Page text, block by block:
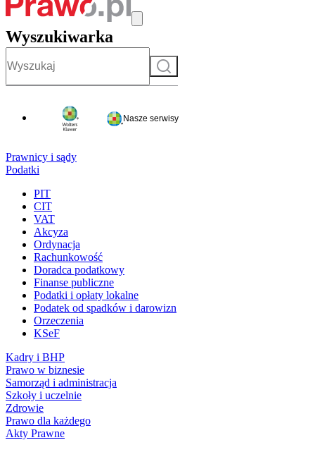
Wyszukiwarka
Szukaj
Nasze serwisy
Prawnicy i sądy
Podatki
PIT
CIT
VAT
Akcyza
Ordynacja
Rachunkowość
Doradca podatkowy
Finanse publiczne
Podatki i opłaty lokalne
Podatek od spadków i darowizn
Orzeczenia
KSeF
Kadry i BHP
Prawo w biznesie
Samorząd i administracja
Szkoły i uczelnie
Zdrowie
Prawo dla każdego
Akty Prawne